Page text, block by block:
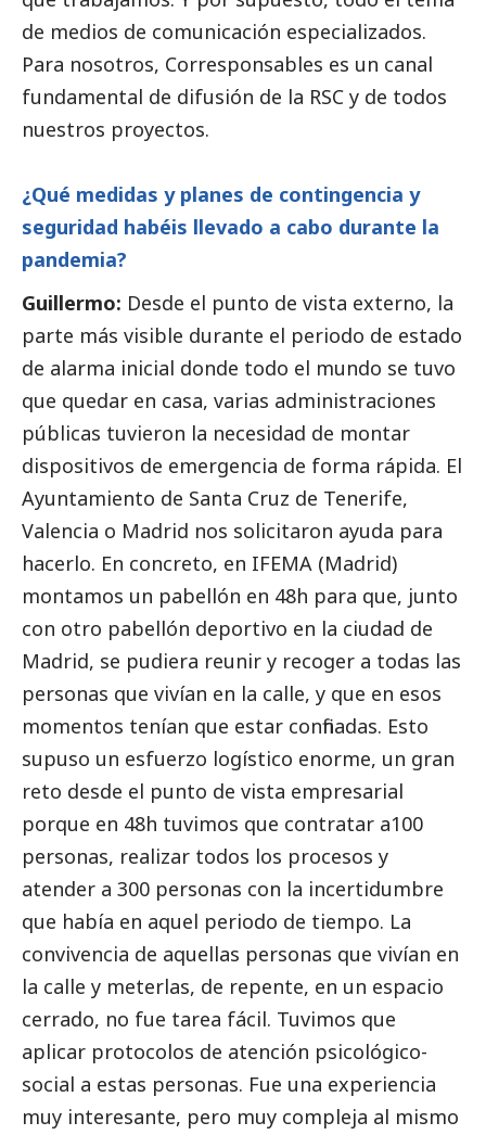
de medios de comunicación especializados.
Para nosotros, Corresponsables es un canal
fundamental de difusión de la RSC y de todos
nuestros proyectos.
¿Qué medidas y planes de contingencia y
seguridad habéis llevado a cabo durante la
pandemia?
Guillermo: Desde el punto de vista externo, la
parte más visible durante el periodo de estado
de alarma inicial donde todo el mundo se tuvo
que quedar en casa, varias administraciones
públicas tuvieron la necesidad de montar
dispositivos de emergencia de forma rápida. El
Ayuntamiento de Santa Cruz de Tenerife,
Valencia o Madrid nos solicitaron ayuda para
hacerlo. En concreto, en IFEMA (Madrid)
montamos un pabellón en 48h para que, junto
con otro pabellón deportivo en la ciudad de
Madrid, se pudiera reunir y recoger a todas las
personas que vivían en la calle, y que en esos
momentos tenían que estar confinadas. Esto
supuso un esfuerzo logístico enorme, un gran
reto desde el punto de vista empresarial
porque en 48h tuvimos que contratar a100
personas, realizar todos los procesos y
atender a 300 personas con la incertidumbre
que había en aquel periodo de tiempo. La
convivencia de aquellas personas que vivían en
la calle y meterlas, de repente, en un espacio
cerrado, no fue tarea fácil. Tuvimos que
aplicar protocolos de atención psicológico-
social a estas personas. Fue una experiencia
muy interesante, pero muy compleja al mismo